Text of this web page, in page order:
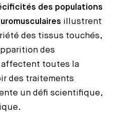
des populations
illustrent
des tissus touchés,
des
affectent toutes la
des traitements
un défi scientifique,